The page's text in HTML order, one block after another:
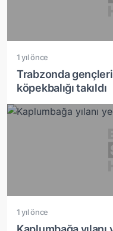
1 yıl önce
Trabzonda
köpekbalığı takıldı
1 yıl önce